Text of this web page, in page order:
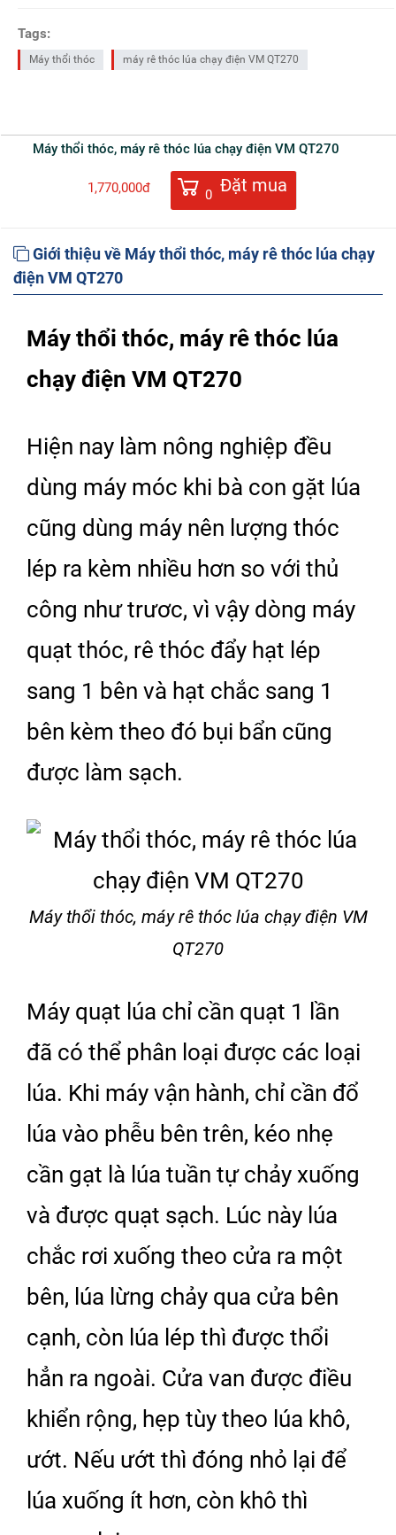
Tags:
Máy thổi thóc máy rê thóc lúa chạy điện VM QT270
Máy thổi thóc, máy rê thóc lúa chạy điện VM QT270
1,770,000đ 0 Đặt mua
Giới thiệu về Máy thổi thóc, máy rê thóc lúa chạy
điện VM QT270
Máy thổi thóc, máy rê thóc lúa
chạy điện VM QT270
Hiện nay làm nông nghiệp đều
dùng máy móc khi bà con gặt lúa
cũng dùng máy nên lượng thóc
lép ra kèm nhiều hơn so với thủ
công như trươc, vì vậy dòng máy
quạt thóc, rê thóc đẩy hạt lép
sang 1 bên và hạt chắc sang 1
bên kèm theo đó bụi bẩn cũng
được làm sạch.
Máy thổi thóc, máy rê thóc lúa chạy điện VM
QT270
Máy quạt lúa chỉ cần quạt 1 lần
đã có thể phân loại được các loại
lúa. Khi máy vận hành, chỉ cần đổ
lúa vào phễu bên trên, kéo nhẹ
cần gạt là lúa tuần tự chảy xuống
và được quạt sạch. Lúc này lúa
chắc rơi xuống theo cửa ra một
bên, lúa lừng chảy qua cửa bên
cạnh, còn lúa lép thì được thổi
hẳn ra ngoài. Cửa van được điều
khiển rộng, hẹp tùy theo lúa khô,
ướt. Nếu ướt thì đóng nhỏ lại để
lúa xuống ít hơn, còn khô thì